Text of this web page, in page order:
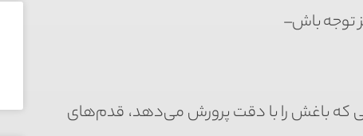
توجه باش–
که باغش را با دقت پرورش می‌دهد، قدم‌های